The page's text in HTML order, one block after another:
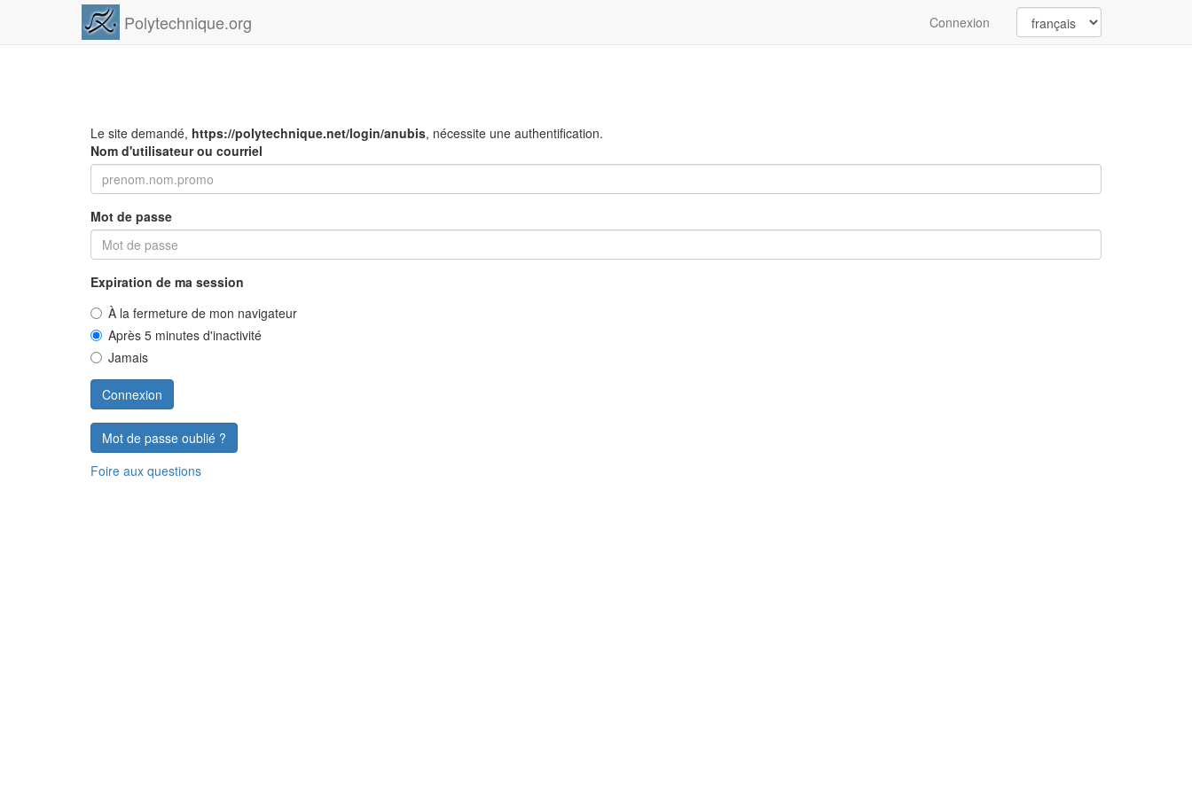
Polytechnique.org Connexion
Le site demandé, https://polytechnique.net/login/anubis, nécessite une authentification.
Nom d'utilisateur ou courriel
Mot de passe
Expiration de ma session
À la fermeture de mon navigateur
Après 5 minutes d'inactivité
Jamais
Mot de passe oublié ?
Foire aux questions